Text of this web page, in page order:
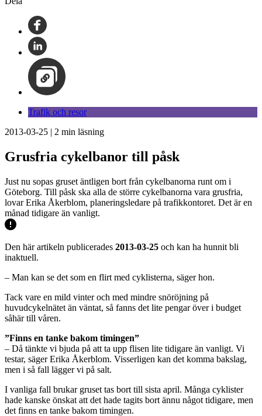
Trafik och resor
2013-03-25 | 2 min läsning
Grusfria cykelbanor till påsk
Just nu sopas gruset äntligen bort från cykelbanorna runt om i
Göteborg. Till påsk ska alla de större cykelbanorna vara grusfria,
lovar Erika Åkerblom, planeringsledare på trafikkontoret. Det är en
månad tidigare än vanligt.
Den här artikeln publicerades 2013-03-25 och kan ha hunnit bli
inaktuell.
– Man kan se det som en flirt med cyklisterna, säger hon.
Tack vare en mild vinter och med mindre snöröjning på
huvudcykelnätet än väntat, så fanns det lite pengar över i budget
såhär till våren.
”Finns en tanke bakom timingen”
– Då tänkte vi bjuda på att ta upp flisen lite tidigare än vanligt. Vi
testar, säger Erika Åkerblom. Visserligen kan det komma bakslag,
men i så fall lägger vi på salt.
I vanliga fall brukar gruset tas bort till sista april. Många cyklister
hade kanske önskat att det hade tagits bort ännu något tidigare, men
det finns en tanke bakom timingen.